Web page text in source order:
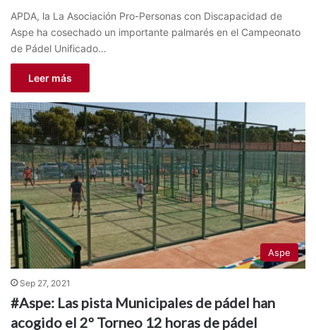
APDA, la La Asociación Pro-Personas con Discapacidad de
Aspe ha cosechado un importante palmarés en el Campeonato
de Pádel Unificado…
Leer más
Aspe
Sep 27, 2021
#Aspe: Las pista Municipales de pádel han
acogido el 2º Torneo 12 horas de pádel